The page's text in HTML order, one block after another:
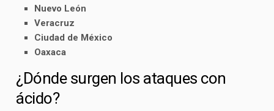
Nuevo León
Veracruz
Ciudad de México
Oaxaca
¿Dónde surgen los ataques con
ácido?